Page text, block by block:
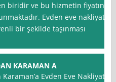
biridir ve bu hizmetin fiyatını
Evden eve nakliyat,
bir şekilde taşınması
KARAMAN A
Karaman’a Evden Eve Nakliyat